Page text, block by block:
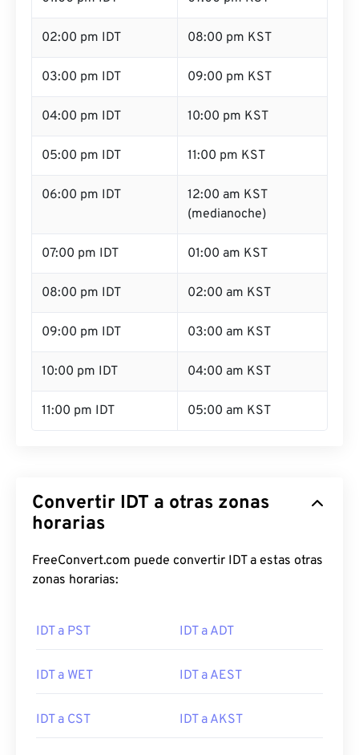
02:00 pm IDT 08:00 pm KST
03:00 pm IDT 09:00 pm KST
04:00 pm IDT 10:00 pm KST
05:00 pm IDT 11:00 pm KST
06:00 pm IDT
12:00 am KST
(medianoche)
07:00 pm IDT 01:00 am KST
08:00 pm IDT 02:00 am KST
09:00 pm IDT 03:00 am KST
10:00 pm IDT 04:00 am KST
11:00 pm IDT 05:00 am KST
Convertir IDT a otras zonas
horarias
FreeConvert.com puede convertir IDT a estas otras
zonas horarias:
IDT a PST IDT a ADT
IDT a WET IDT a AEST
IDT a CST IDT a AKST